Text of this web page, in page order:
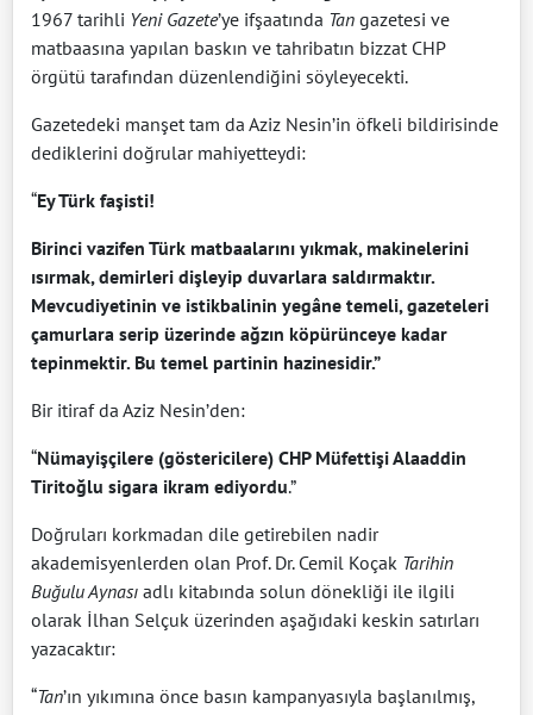
1967 tarihli Yeni Gazete’ye ifşaatında Tan gazetesi ve
matbaasına yapılan baskın ve tahribatın bizzat CHP
örgütü tarafından düzenlendiğini söyleyecekti.
Gazetedeki manşet tam da Aziz Nesin’in öfkeli bildirisinde
dediklerini doğrular mahiyetteydi:
“Ey Türk faşisti!
Birinci vazifen Türk matbaalarını yıkmak, makinelerini
ısırmak, demirleri dişleyip duvarlara saldırmaktır.
Mevcudiyetinin ve istikbalinin yegâne temeli, gazeteleri
çamurlara serip üzerinde ağzın köpürünceye kadar
tepinmektir. Bu temel partinin hazinesidir.”
Bir itiraf da Aziz Nesin’den:
“Nümayişçilere (göstericilere) CHP Müfettişi Alaaddin
Tiritoğlu sigara ikram ediyordu.”
Doğruları korkmadan dile getirebilen nadir
akademisyenlerden olan Prof. Dr. Cemil Koçak Tarihin
Buğulu Aynası adlı kitabında solun dönekliği ile ilgili
olarak İlhan Selçuk üzerinden aşağıdaki keskin satırları
yazacaktır:
“Tan’ın yıkımına önce basın kampanyasıyla başlanılmış,